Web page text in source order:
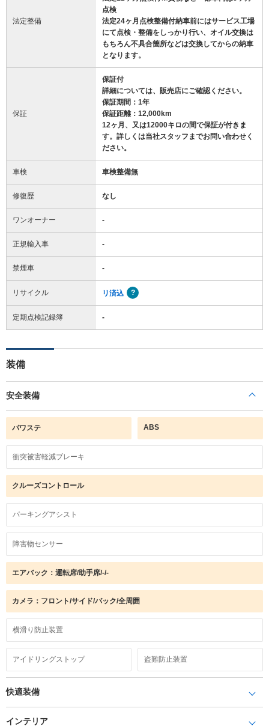
法定整備
点検
法定24ヶ月点検整備付納車前にはサービス工場
にて点検・整備をしっかり行い、オイル交換は
もちろん不具合箇所などは交換してからの納車
となります。
保証
保証付
詳細については、販売店にご確認ください。
保証期間：1年
保証距離：12,000km
12ヶ月、又は12000キロの間で保証が付きま
す。詳しくは当社スタッフまでお問い合わせく
ださい。
車検 車検整備無
修復歴 なし
ワンオーナー -
正規輸入車 -
禁煙車 -
リサイクル リ済込
定期点検記録簿 -
装備
安全装備
パワステ ABS
衝突被害軽減ブレーキ
クルーズコントロール
パーキングアシスト
障害物センサー
エアバック：運転席/助手席/-/-
カメラ：フロント/サイド/バック/全周囲
横滑り防止装置
アイドリングストップ 盗難防止装置
快適装備
インテリア